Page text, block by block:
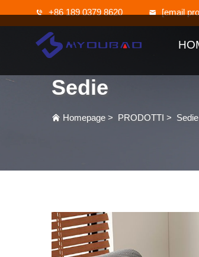
+86 189 0379 8620 [email
Sedie
Homepage > PRODOTTI > Sedie